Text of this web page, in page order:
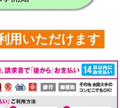
用いただけます